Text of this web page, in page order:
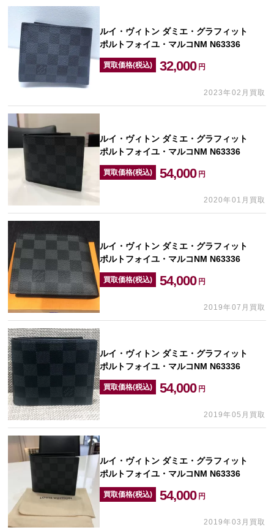
ルイ・ヴィトン ダミエ・グラフィット
ポルトフォイユ・マルコNM N63336
買取価格(税込) 32,000 円
2023年02月買取
ルイ・ヴィトン ダミエ・グラフィット
ポルトフォイユ・マルコNM N63336
買取価格(税込) 54,000 円
2020年01月買取
ルイ・ヴィトン ダミエ・グラフィット
ポルトフォイユ・マルコNM N63336
買取価格(税込) 54,000 円
2019年07月買取
ルイ・ヴィトン ダミエ・グラフィット
ポルトフォイユ・マルコNM N63336
買取価格(税込) 54,000 円
2019年05月買取
ルイ・ヴィトン ダミエ・グラフィット
ポルトフォイユ・マルコNM N63336
買取価格(税込) 54,000 円
2019年03月買取